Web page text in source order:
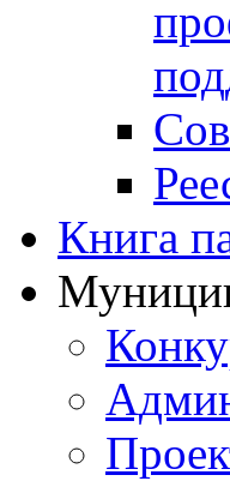
Книга